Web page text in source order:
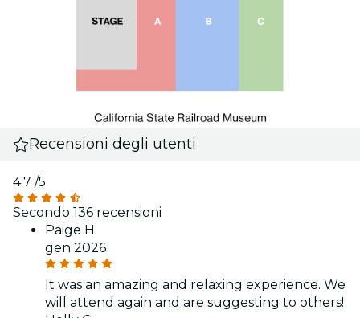
Recensioni degli utenti
4.7 /5
Secondo 136 recensioni
Paige H.
gen 2026
It was an amazing and relaxing experience. We
will attend again and are suggesting to others!